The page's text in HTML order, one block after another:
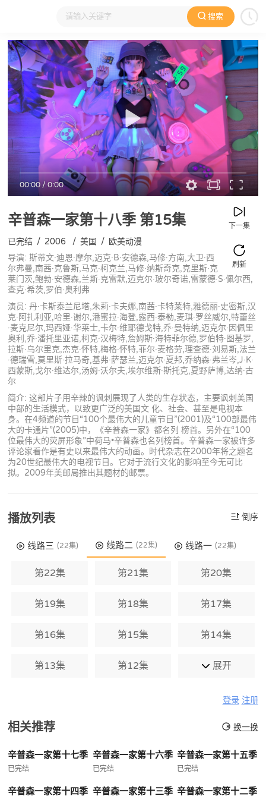
搜索
大家在看 日本动漫 国产动漫 欧美动漫 动漫电影
00:00/0:00
辛普森一家第十八季第15集 下一集
刷新
已完结 / 2006 / 美国 / 欧美动漫
导演: 斯蒂文·迪恩·摩尔,迈克·B·安德森,马修·方南,大卫·西
尔弗曼,南茜·克鲁斯,马克·柯克兰,马修·纳斯奇克,克里斯·克
莱门茨,鲍勃·安德森,兰斯·克雷默,迈克尔·玻尔奇诺,雷蒙德·S·佩尔西,
查克·希茨,罗伯·奥利弗
演员: 丹·卡斯泰兰尼塔,朱莉·卡夫娜,南茜·卡特莱特,雅德丽·史密斯,汉
克·阿扎利亚,哈里·谢尔,潘蜜拉·海登,露西·泰勒,麦琪·罗丝威尔,特蕾丝
·麦克尼尔,玛西娅·华莱士,卡尔·维耶德戈特,乔·曼特纳,迈克尔·因佩里
奥利,乔·潘托里亚诺,柯克·汉梅特,詹姆斯·海特菲尔德,罗伯特·图基罗,
拉斯·乌尔里克,杰克·怀特,梅格·怀特,菲尔·麦格劳,理查德·刘易斯,法兰
·德瑞雪,莫里斯·拉马奇,基弗·萨瑟兰,迈克尔·夏邦,乔纳森·弗兰岑,J·K·
西蒙斯,戈尔·维达尔,汤姆·沃尔夫,埃尔维斯·斯托克,夏野萨博,达纳·古
尔
简介: 这部片子用辛辣的讽刺展现了人类的生存状态，主要讽刺美国
中部的生活模式，以致更广泛的美国文 化、社会、甚至是电视本
身。在4频道的节目“100个最伟大的儿童节目”(2001)及“100部最伟
大的卡通片”(2005)中，《辛普森一家》都名列 榜首。另外在“100
位最伟大的荧屏形象”中荷马•辛普森也名列榜首。辛普森一家被许多
评论家看作是有史以来最伟大的动画。时代杂志在2000年将之题名
为20世纪最伟大的电视节目。它对于流行文化的影响至今无可比
拟。2009年美邮局推出其题材的邮票。
播放列表 倒序
线路三 (22集) 线路二 (22集) 线路一 (22集)
第22集 第21集 第20集
第19集 第18集 第17集
第16集 第15集 第14集
第13集 第12集 展开
登录 注册
相关推荐 换一换
辛普森一家第十七季
已完结
辛普森一家第十六季
已完结
辛普森一家第十五季
已完结
辛普森一家第十四季 辛普森一家第十三季 辛普森一家第十二季